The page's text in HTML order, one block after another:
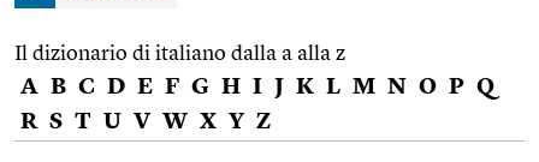
Il dizionario di italiano dalla a alla z
A B C D E F G H I J K L M N O P Q
R S T U V W X Y Z